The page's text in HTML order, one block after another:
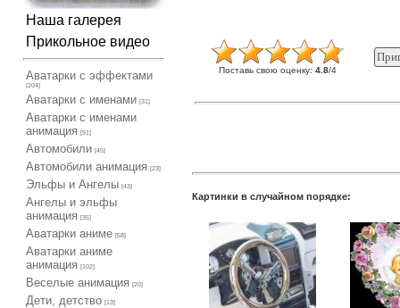
Наша галерея
Прикольное видео
Аватарки с эффектами
[204]
Аватарки с именами [31]
Аватарки с именами
анимация
[91]
Автомобили [45]
Автомобили анимация [23]
Эльфы и Ангелы [43]
Ангелы и эльфы
анимация
[35]
Аватарки аниме [58]
Аватарки аниме
анимация
[102]
Веселые анимация [20]
Дети, детство [13]
Поставь свою оценку: 4.8/4
Картинки в случайном порядке: